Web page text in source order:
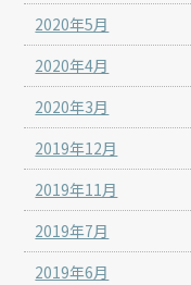
2020年5月
2020年4月
2020年3月
2019年12月
2019年11月
2019年7月
2019年6月